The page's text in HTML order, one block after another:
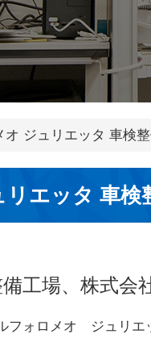
オ ジュリエッタ 車検
エッタ 車検
工場、株式会
フォロメオ ジュリエ